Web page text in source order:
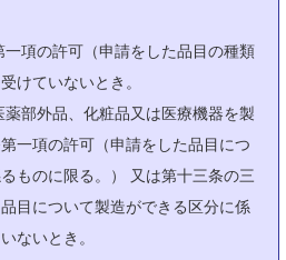
項の許可（申請をした品目の種類
けていないとき。
部外品、化粧品又は医療機器を製
一項の許可（申請をした品目につ
ものに限る。） 又は第十三条の三
目について製造ができる区分に係
ないとき。